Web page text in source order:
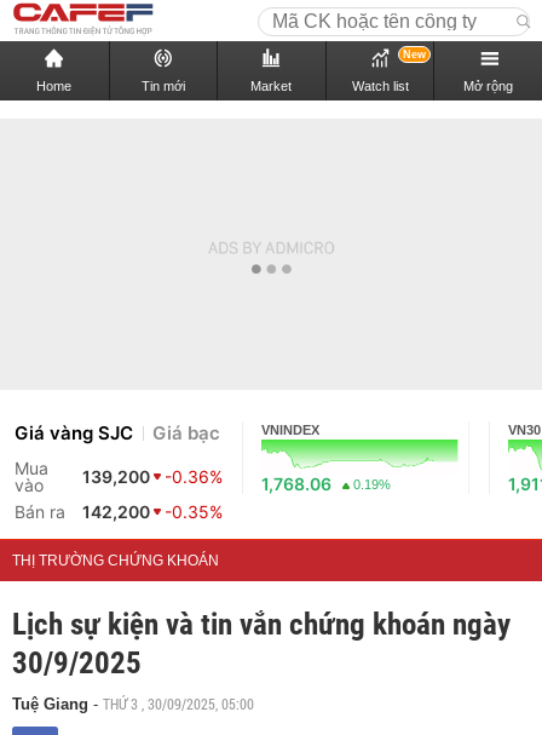
Home Tin mới Market Watch list
New
Mở rộng
Giá vàng SJC Giá bạc
Mua
vào
139,200
-0.36%
Bán ra
142,200 -0.35%
VNINDEX
1,768.06 0.19%
VN30
THỊ TRƯỜNG CHỨNG KHOÁN
Lịch sự kiện và tin vắn chứng khoán ngày
30/9/2025
Tuệ Giang - THỨ 3 , 30/09/2025, 05:00